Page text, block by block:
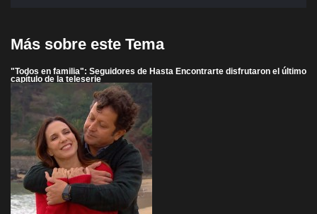
Más sobre este Tema
"Todos en familia": Seguidores de Hasta Encontrarte disfrutaron el último
capítulo de la teleserie